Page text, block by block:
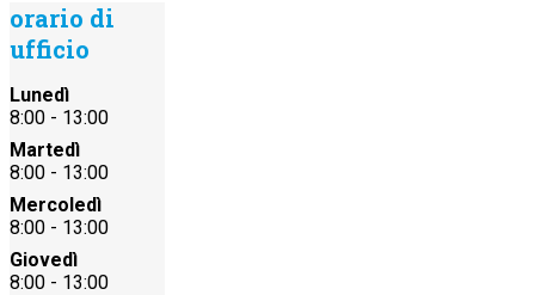
orario di
ufficio
Lunedì
8:00 - 13:00
Martedì
8:00 - 13:00
Mercoledì
8:00 - 13:00
Giovedì
8:00 - 13:00